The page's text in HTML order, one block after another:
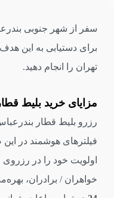
سفر از شهر جنوبی
برای دستیابی به این
تهران را انجام دهید.
مزایای خرید بلیط
رزرو بلیط قطار بندرعباس تهران از قاصدک 24
فیلترهای هوشمند در
اولویت خود را در
خواهران / برادران،